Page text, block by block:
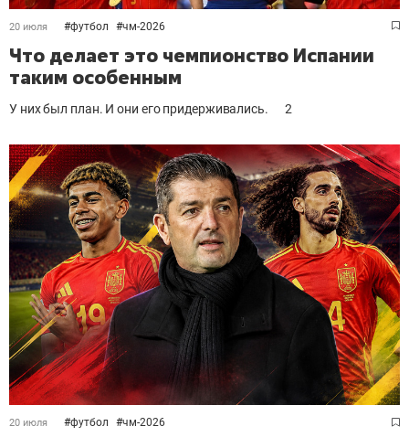
20 июля #футбол #чм-2026
Что делает это чемпионство Испании
таким особенным
У них был план. И они его придерживались. 2
20 июля #футбол #чм-2026